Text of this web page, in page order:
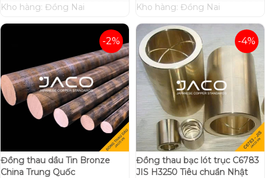
Kho hàng: Đồng Nai
Kho hàng: Đồng Nai
-2%
Đồng thau dầu Tin Bronze
China Trung Quốc
-4%
Đồng thau bạc lót trục C6783
JIS H3250 Tiêu chuẩn Nhật